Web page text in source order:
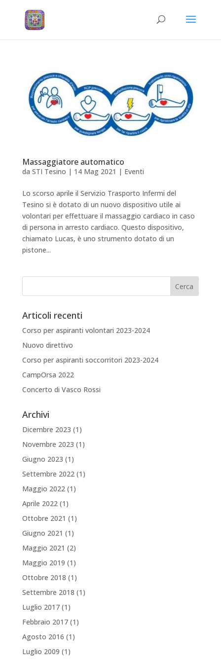
Massaggiatore automatico
da STI Tesino | 14 Mag 2021 | Eventi
Lo scorso aprile il Servizio Trasporto Infermi del
Tesino si è dotato di un nuovo dispositivo utile ai
volontari per effettuare il massaggio cardiaco in caso
di persona in arresto cardiaco. Questo dispositivo,
chiamato Lucas, è uno strumento dotato di un
pistone...
Articoli recenti
Corso per aspiranti volontari 2023-2024
Nuovo direttivo
Corso per aspiranti soccorritori 2023-2024
CampOrsa 2022
Concerto di Vasco Rossi
Archivi
Dicembre 2023 (1)
Novembre 2023 (1)
Giugno 2023 (1)
Settembre 2022(1)
Maggio 2022(1)
Aprile 2022(1)
Ottobre 2021 (1)
Giugno 2021 (1)
Maggio 2021 (2)
Maggio 2019 (1)
Ottobre 2018 (1)
Settembre 2018 (1)
Luglio 2017(1)
Febbraio 2017(1)
Agosto 2016 (1)
Luglio 2009 (1)